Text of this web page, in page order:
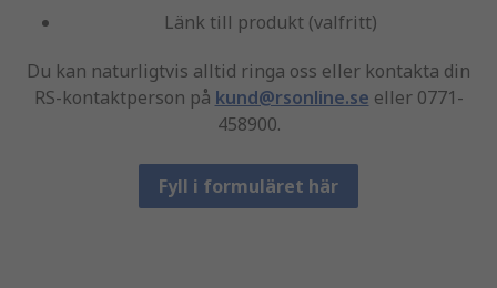
Länk till produkt (valfritt)
Du kan naturligtvis alltid ringa oss eller kontakta din
RS-kontaktperson på kund@rsonline.se eller 0771-
458900.
Fyll i formuläret här